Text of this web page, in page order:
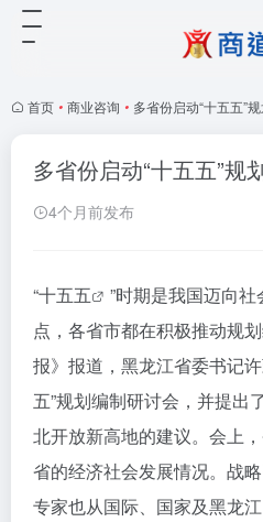
首页 • 商业咨询 • 多省份启动“十五五”
多省份启动“十五五”规
4个月前发布
“十五五
”时期是我国迈向
点，各省市都在积极推动规
报》报道，黑龙江省委书记
五”规划编制研讨会，并提出
北开放新高地的建议。会上
省的经济社会发展情况。战
专家也从国际、国家及黑龙